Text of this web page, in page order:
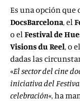
Es una opción que
DocsBarcelona, el
o elFestival de
Visions du Reel, o
dadas las
«El sector del cine
iniciativa del
celebración«, ha